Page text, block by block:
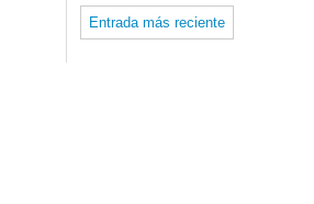
Entrada más reciente